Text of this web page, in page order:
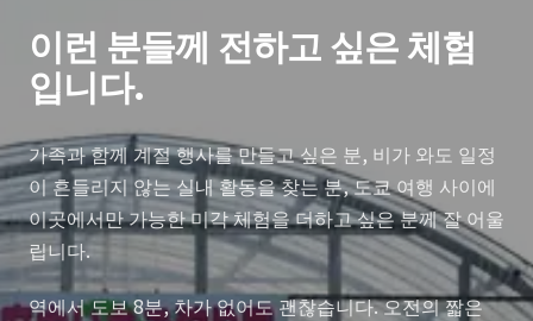
이런 분들께 전하고 싶은 체험
입니다.
가족과 함께 계절 행사를 만들고 싶은 분, 비가 와도 일정
이 흔들리지 않는 실내 활동을 찾는 분, 도쿄 여행 사이에
이곳에서만 가능한 미각 체험을 더하고 싶은 분께 잘 어울
립니다.
역에서 도보 8분, 차가 없어도 괜찮습니다. 오전의 짧은